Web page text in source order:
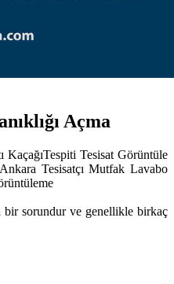
Açma
Tesisat Görüntüle
Tesisatçı Mutfak Lavabo
bir sorundur ve genellikle birkaç